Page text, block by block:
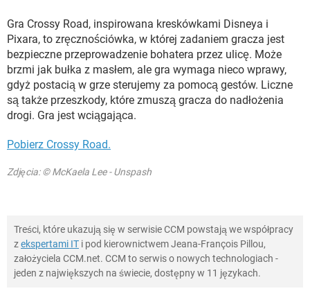
Gra Crossy Road, inspirowana kreskówkami Disneya i
Pixara, to zręcznościówka, w której zadaniem gracza jest
bezpieczne przeprowadzenie bohatera przez ulicę. Może
brzmi jak bułka z masłem, ale gra wymaga nieco wprawy,
gdyż postacią w grze sterujemy za pomocą gestów. Liczne
są także przeszkody, które zmuszą gracza do nadłożenia
drogi. Gra jest wciągająca.
Pobierz Crossy Road.
Zdjęcia: © McKaela Lee - Unspash
Treści, które ukazują się w serwisie CCM powstają we współpracy
zekspertami IT i pod kierownictwem Jeana-François Pillou,
założyciela CCM.net. CCM to serwis o nowych technologiach -
jeden z największych na świecie, dostępny w 11 językach.